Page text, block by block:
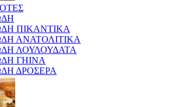
ΠΙΚΑΝΤΙΚΑ
ΑΝΑΤΟΛΙΤΙΚΑ
ΛΟΥΛΟΥΔΑΤΑ
ΓΗΙΝΑ
ΔΡΟΣΕΡΑ